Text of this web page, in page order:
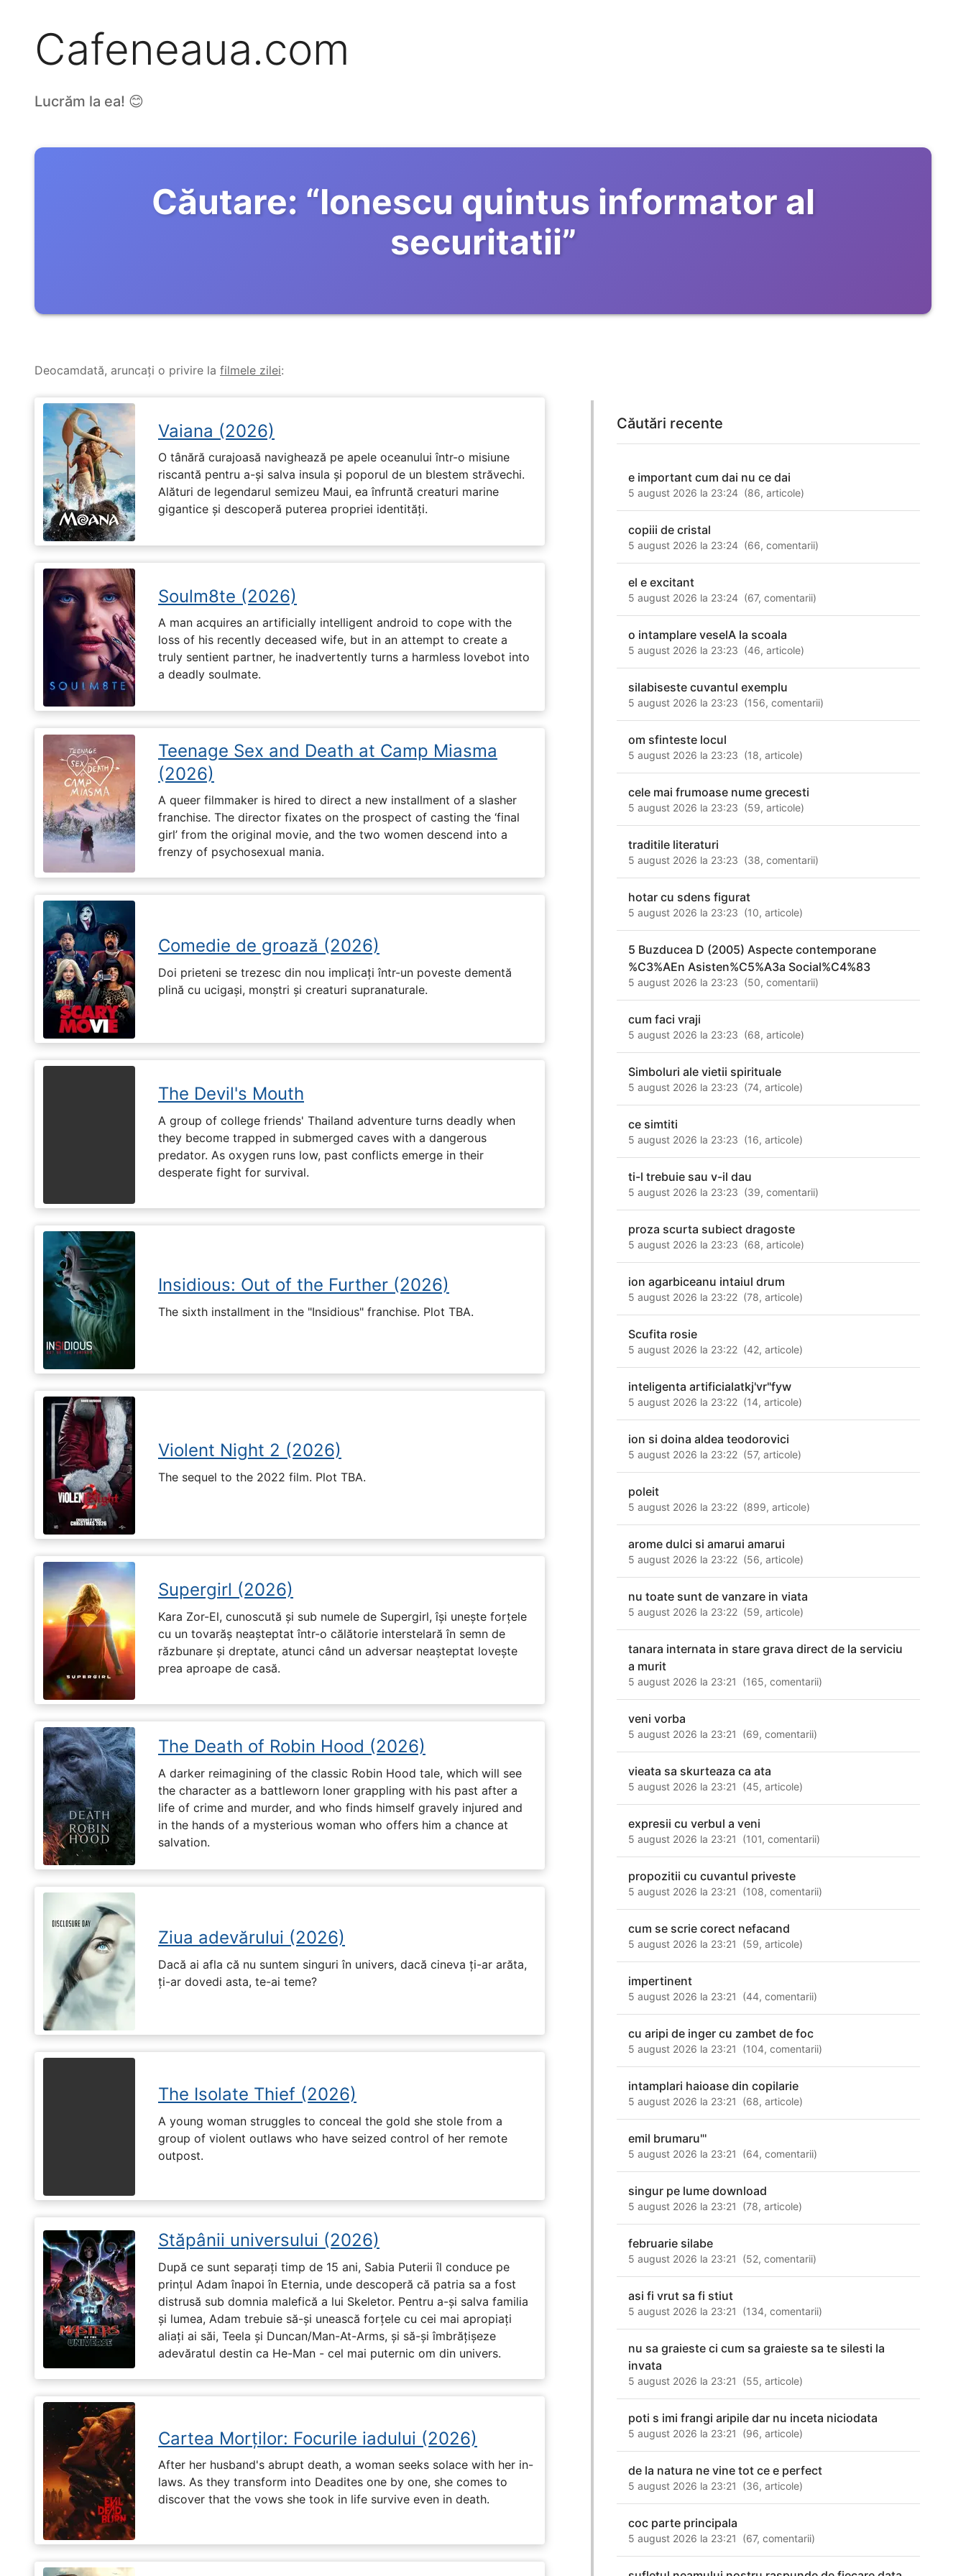
Cafeneaua.com
Lucrăm la ea! 😊
Căutare: “Ionescu quintus informator al
securitatii”
Deocamdată, aruncați o privire la filmele zilei:
Vaiana (2026)
O tânără curajoasă navighează pe apele oceanului într-o misiune
riscantă pentru a-și salva insula și poporul de un blestem străvechi.
Alături de legendarul semizeu Maui, ea înfruntă creaturi marine
gigantice și descoperă puterea propriei identități.
Soulm8te (2026)
A man acquires an artificially intelligent android to cope with the
loss of his recently deceased wife, but in an attempt to create a
truly sentient partner, he inadvertently turns a harmless lovebot into
a deadly soulmate.
Teenage Sex and Death at Camp Miasma
(2026)
A queer filmmaker is hired to direct a new installment of a slasher
franchise. The director fixates on the prospect of casting the ‘final
girl’ from the original movie, and the two women descend into a
frenzy of psychosexual mania.
Comedie de groază (2026)
Doi prieteni se trezesc din nou implicați într-un poveste dementă
plină cu ucigași, monștri și creaturi supranaturale.
The Devil's Mouth
A group of college friends' Thailand adventure turns deadly when
they become trapped in submerged caves with a dangerous
predator. As oxygen runs low, past conflicts emerge in their
desperate fight for survival.
Insidious: Out of the Further (2026)
The sixth installment in the "Insidious" franchise. Plot TBA.
Violent Night 2 (2026)
The sequel to the 2022 film. Plot TBA.
Supergirl (2026)
Kara Zor-El, cunoscută și sub numele de Supergirl, își unește forțele
cu un tovarăș neașteptat într-o călătorie interstelară în semn de
răzbunare și dreptate, atunci când un adversar neașteptat lovește
prea aproape de casă.
The Death of Robin Hood (2026)
A darker reimagining of the classic Robin Hood tale, which will see
the character as a battleworn loner grappling with his past after a
life of crime and murder, and who finds himself gravely injured and
in the hands of a mysterious woman who offers him a chance at
salvation.
Ziua adevărului (2026)
Dacă ai afla că nu suntem singuri în univers, dacă cineva ți-ar arăta,
ți-ar dovedi asta, te-ai teme?
The Isolate Thief (2026)
A young woman struggles to conceal the gold she stole from a
group of violent outlaws who have seized control of her remote
outpost.
Stăpânii universului (2026)
După ce sunt separați timp de 15 ani, Sabia Puterii îl conduce pe
prințul Adam înapoi în Eternia, unde descoperă că patria sa a fost
distrusă sub domnia malefică a lui Skeletor. Pentru a-și salva familia
și lumea, Adam trebuie să-și unească forțele cu cei mai apropiați
aliați ai săi, Teela și Duncan/Man-At-Arms, și să-și îmbrățișeze
adevăratul destin ca He-Man - cel mai puternic om din univers.
Cartea Morților: Focurile iadului (2026)
After her husband's abrupt death, a woman seeks solace with her in-
laws. As they transform into Deadites one by one, she comes to
discover that the vows she took in life survive even in death.
Căutări recente
e important cum dai nu ce dai
5 august 2026 la 23:24 (86,articole)
copiii de cristal
5 august 2026 la 23:24 (66,comentarii)
el e excitant
5 august 2026 la 23:24 (67,comentarii)
o intamplare veselA la scoala
5 august 2026 la 23:23 (46,articole)
silabiseste cuvantul exemplu
5 august 2026 la 23:23 (156,comentarii)
om sfinteste locul
5 august 2026 la 23:23 (18,articole)
cele mai frumoase nume grecesti
5 august 2026 la 23:23 (59,articole)
traditile literaturi
5 august 2026 la 23:23 (38,comentarii)
hotar cu sdens figurat
5 august 2026 la 23:23 (10,articole)
5 Buzducea D (2005) Aspecte contemporane
%C3%AEn Asisten%C5%A3a Social%C4%83
5 august 2026 la 23:23 (50,comentarii)
cum faci vraji
5 august 2026 la 23:23 (68,articole)
Simboluri ale vietii spirituale
5 august 2026 la 23:23 (74,articole)
ce simtiti
5 august 2026 la 23:23 (16,articole)
ti-l trebuie sau v-il dau
5 august 2026 la 23:23 (39,comentarii)
proza scurta subiect dragoste
5 august 2026 la 23:23 (68,articole)
ion agarbiceanu intaiul drum
5 august 2026 la 23:22 (78,articole)
Scufita rosie
5 august 2026 la 23:22 (42,articole)
inteligenta artificialatkj'vr"fyw
5 august 2026 la 23:22 (14,articole)
ion si doina aldea teodorovici
5 august 2026 la 23:22 (57,articole)
poleit
5 august 2026 la 23:22 (899,articole)
arome dulci si amarui amarui
5 august 2026 la 23:22 (56,articole)
nu toate sunt de vanzare in viata
5 august 2026 la 23:22 (59,articole)
tanara internata in stare grava direct de la serviciu
a murit
5 august 2026 la 23:21 (165,comentarii)
veni vorba
5 august 2026 la 23:21 (69,comentarii)
vieata sa skurteaza ca ata
5 august 2026 la 23:21 (45,articole)
expresii cu verbul a veni
5 august 2026 la 23:21 (101,comentarii)
propozitii cu cuvantul priveste
5 august 2026 la 23:21 (108,comentarii)
cum se scrie corect nefacand
5 august 2026 la 23:21 (59,articole)
impertinent
5 august 2026 la 23:21 (44,comentarii)
cu aripi de inger cu zambet de foc
5 august 2026 la 23:21 (104,comentarii)
intamplari haioase din copilarie
5 august 2026 la 23:21 (68,articole)
emil brumaru"'
5 august 2026 la 23:21 (64,comentarii)
singur pe lume download
5 august 2026 la 23:21 (78,articole)
februarie silabe
5 august 2026 la 23:21 (52,comentarii)
asi fi vrut sa fi stiut
5 august 2026 la 23:21 (134,comentarii)
nu sa graieste ci cum sa graieste sa te silesti la
invata
5 august 2026 la 23:21 (55,articole)
poti s imi frangi aripile dar nu inceta niciodata
5 august 2026 la 23:21 (96,articole)
de la natura ne vine tot ce e perfect
5 august 2026 la 23:21 (36,articole)
coc parte principala
5 august 2026 la 23:21 (67,comentarii)